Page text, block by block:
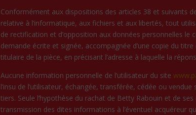
Conformément aux dispositions des articles 38 et suivants
relative à l’informatique, aux fichiers et aux libertés, tout
de rectification et d’opposition aux données personnelles le
demande écrite et signée, accompagnée d’une copie du titre
titulaire de la pièce, en précisant l’adresse à laquelle la
Aucune information personnelle de l’utilisateur du site
l’insu de l’utilisateur, échangée, transférée, cédée ou
tiers. Seule l’hypothèse du rachat de Betty Rabouin et de
transmission des dites informations à l’éventuel acquéreur